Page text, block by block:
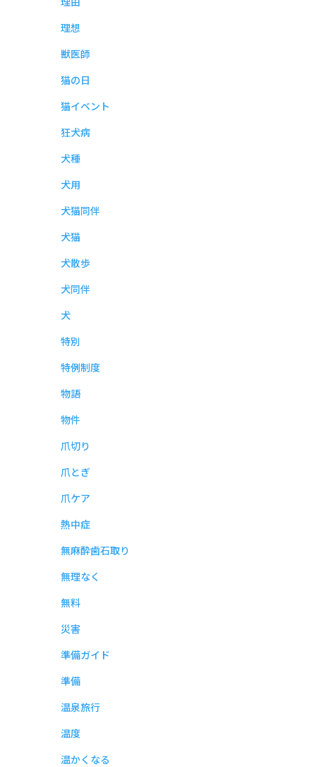
理想
獣医師
猫の日
猫イベント
狂犬病
犬種
犬用
犬猫同伴
犬猫
犬散歩
犬同伴
犬
特別
特例制度
物語
物件
爪切り
爪とぎ
爪ケア
熱中症
無麻酔歯石取り
無理なく
無料
災害
準備ガイド
準備
温泉旅行
温度
温かくなる